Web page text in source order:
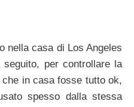
nella casa di Los Angeles
per controllare la
in casa fosse tutto ok,
spesso dalla stessa